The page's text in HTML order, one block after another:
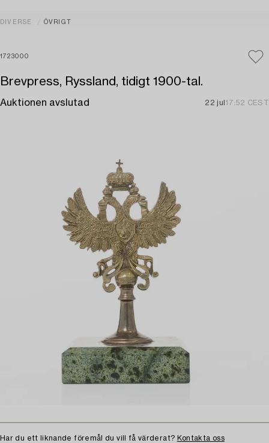
DIVERSE ÖVRIGT
1723000
Brevpress, Ryssland, tidigt 1900-tal.
Auktionen avslutad 22 jul 17:52 CEST
Har du ett liknande föremål du vill få värderat? Kontakta oss